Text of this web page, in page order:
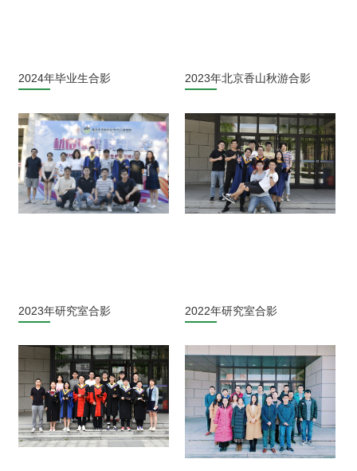
2024年毕业生合影 2023年北京香山秋游合影
2023年研究室合影 2022年研究室合影